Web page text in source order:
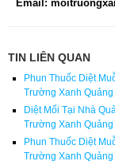
Email:
TIN LIÊN QUAN
Phun Thuốc Diệt
Trường Xanh Quảng
Diệt Mối Tại Nhà
Trường Xanh Quảng
Phun Thuốc Diệt
Trường Xanh Quảng